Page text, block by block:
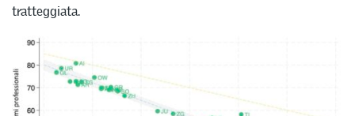
tratteggiata.